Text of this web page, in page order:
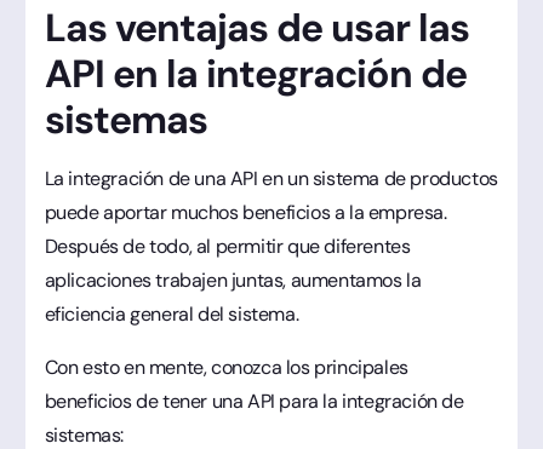
Las ventajas de usar las
API en la integración de
sistemas
La integración de una API en un sistema de productos
puede aportar muchos beneficios a la empresa.
Después de todo, al permitir que diferentes
aplicaciones trabajen juntas, aumentamos la
eficiencia general del sistema.
Con esto en mente, conozca los principales
beneficios de tener una API para la integración de
sistemas: